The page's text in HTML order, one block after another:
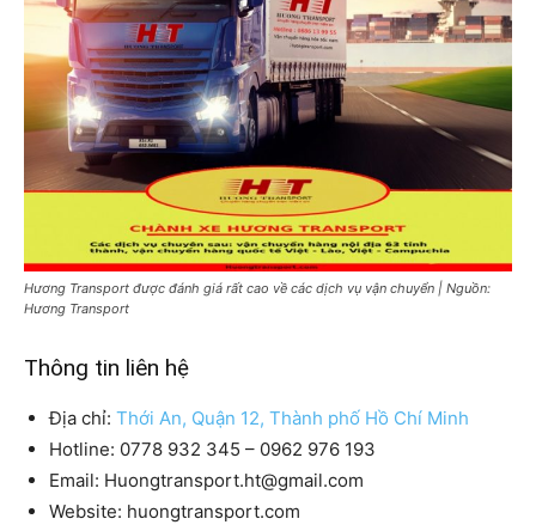
Hương Transport được đánh giá rất cao về các dịch vụ vận chuyển | Nguồn:
Hương Transport
Thông tin liên hệ
Địa chỉ: Thới An, Quận 12, Thành phố Hồ Chí Minh
Hotline: 0778 932 345 – 0962 976 193
Email: Huongtransport.ht@gmail.com
Website: huongtransport.com